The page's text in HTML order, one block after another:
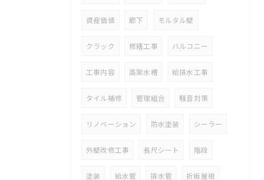
資産価値 廊下 モルタル壁
クラック 修繕工事 バルコニー
工事内容 高架水槽 給排水工事
タイル補修 管理組合 騒音対策
リノベーション 防水塗装 シーラー
外壁改修工事 長尺シート 階段
塗装 給水管 排水管 折板屋根